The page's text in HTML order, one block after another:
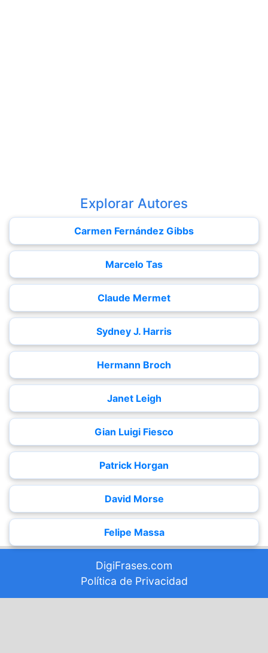
Explorar Autores
Carmen Fernández Gibbs
Marcelo Tas
Claude Mermet
Sydney J. Harris
Hermann Broch
Janet Leigh
Gian Luigi Fiesco
Patrick Horgan
David Morse
Felipe Massa
DigiFrases.com
Política de Privacidad